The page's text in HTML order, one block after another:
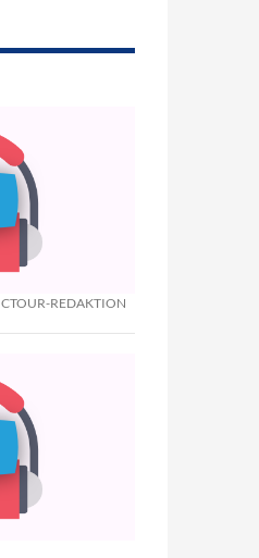
CTOUR-REDAKTION